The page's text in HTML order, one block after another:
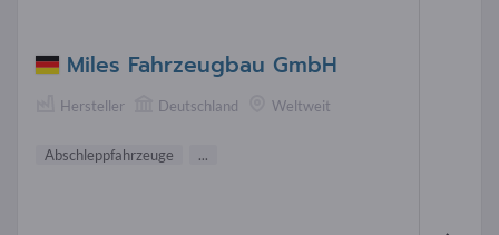
Miles Fahrzeugbau GmbH
Hersteller Deutschland Weltweit
Abschleppfahrzeuge ...